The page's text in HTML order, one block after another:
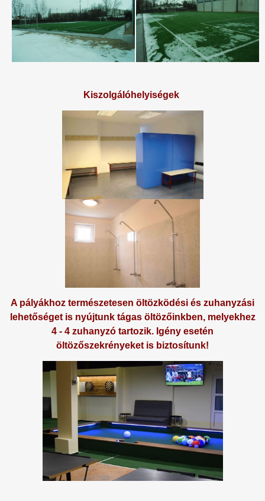
Kiszolgálóhelyiségek
A pályákhoz természetesen öltözködési és zuhanyzási
lehetőséget is nyújtunk tágas öltözőinkben, melyekhez
4 - 4 zuhanyzó tartozik. Igény esetén
öltözőszekrényeket is biztosítunk!